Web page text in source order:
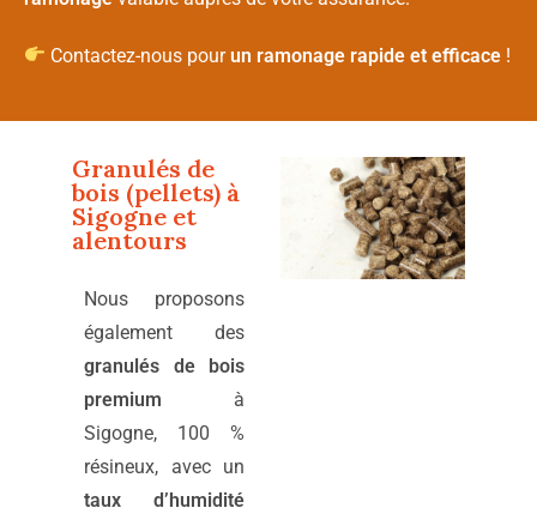
Contactez-nous pourun ramonage rapide et efficace !
Granulés de
bois (pellets) à
Sigogne et
alentours
Nous proposons
également des
granulés de bois
premium à
Sigogne, 100 %
résineux, avec un
taux d’humidité